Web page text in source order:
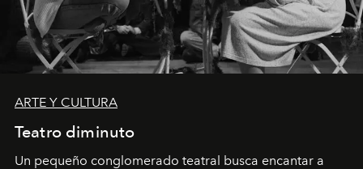
ARTE Y CULTURA
Teatro diminuto
Un pequeño conglomerado teatral busca encantar a